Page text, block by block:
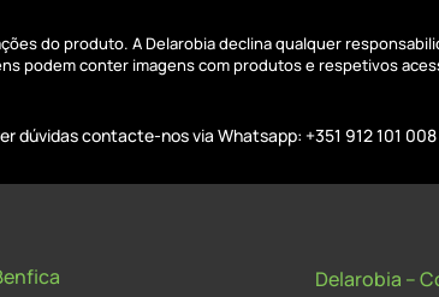
do produto. A Delarobia declina qualquer
podem conter imagens com produtos e respetivos
dúvidas contacte-nos via Whatsapp: +351 912 101 008
Delarobia –